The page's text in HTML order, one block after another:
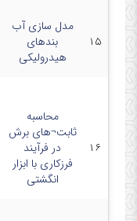
۱۵
مدل سازی آب
بندهای
هیدرولیکی
۱۶
محاسبه
ثابت¬های برش
در فرآیند
فرزکاری با ابزار
انگشتی